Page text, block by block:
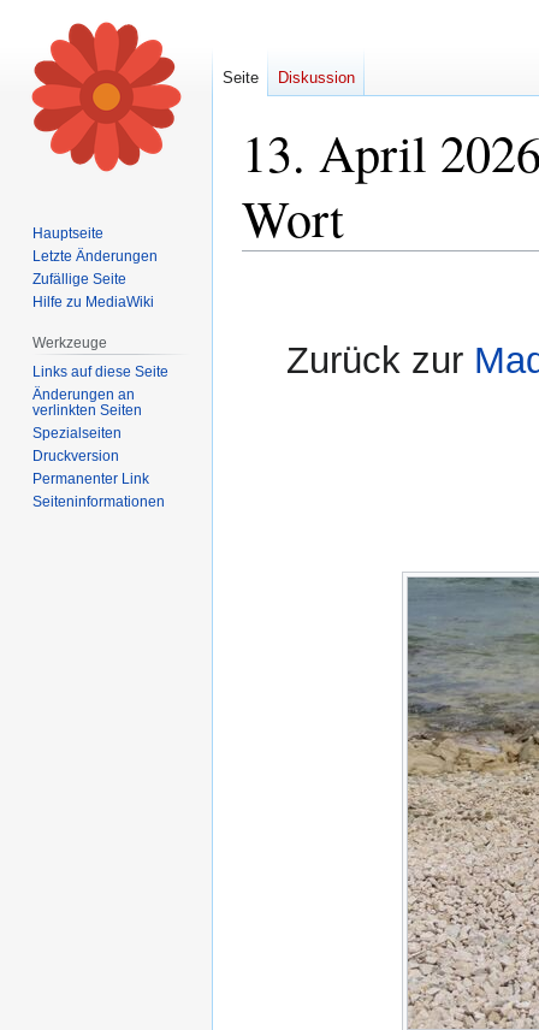
13. April
Wort
Zurück zur
Seite Diskussion
Hauptseite
Letzte Änderungen
Zufällige Seite
Hilfe zu MediaWiki
Werkzeuge
Links auf diese Seite
Änderungen an
verlinkten Seiten
Spezialseiten
Druckversion
Permanenter Link
Seiten­informationen